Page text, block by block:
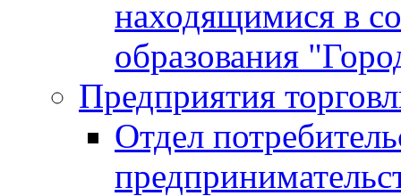
находящимися в
образования
Предприятия
Отдел